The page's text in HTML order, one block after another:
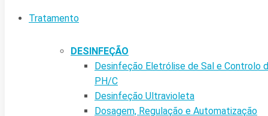
Tratamento
DESINFEÇÃO
Desinfeção Eletrólise de Sal e Controlo
PH/C
Desinfeção Ultravioleta
Dosagem, Regulação e Automatização